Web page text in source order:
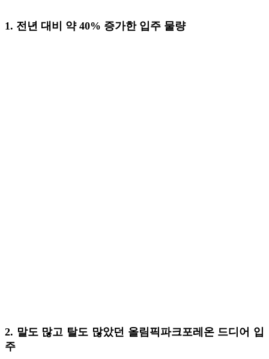
1. 전년 대비 약 40% 증가한 입주 물량
2. 말도 많고 탈도 많았던 올림픽파크포레온 드디어 입
주